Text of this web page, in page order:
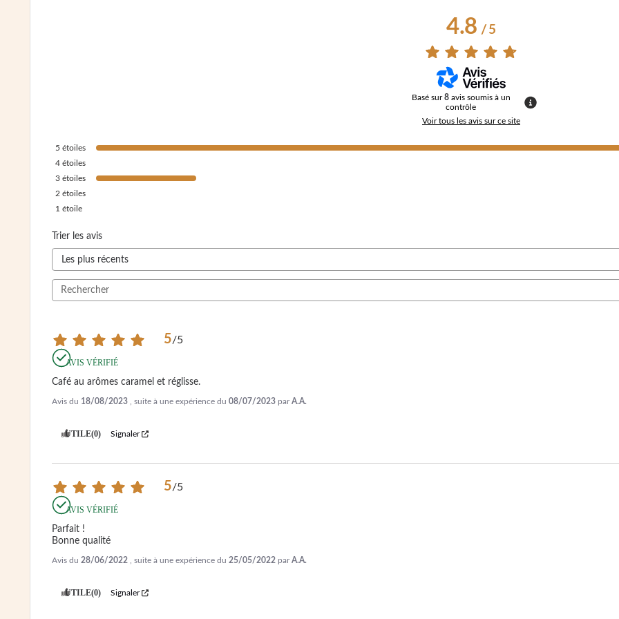
4.8/ 5
Basé sur8 avis soumis à un
contrôle
Voir tous les avis sur ce site
5 étoiles
4 étoiles
3 étoiles
2 étoiles
1 étoile
Trier les avis
5/5
AVIS VÉRIFIÉ
Café au arômes caramel et réglisse.
Avis du 18/08/2023 , suite à une expérience du 08/07/2023 parA.A.
UTILE(0) Signaler
5/5
AVIS VÉRIFIÉ
Parfait !
Bonne qualité
Avis du 28/06/2022 , suite à une expérience du 25/05/2022 parA.A.
UTILE(0) Signaler